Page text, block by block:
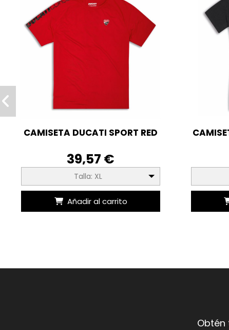
CAMISETA DUCATI SPORT RED
39,57 €
Talla: XL
Añadir al carrito